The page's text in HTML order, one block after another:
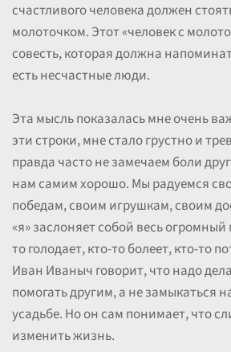
счастливого человека должен
молоточком. Этот «человек с
совесть, которая должна
есть несчастные люди.
Эта мысль показалась мне очень
эти строки, мне стало грустно и
правда часто не замечаем боли
нам самим хорошо. Мы радуемся
победам, своим игрушкам, своим
«я» заслоняет собой весь
то голодает, кто-то болеет, кто-то
Иван Иваныч говорит, что надо
помогать другим, а не замыкаться
усадьбе. Но он сам понимает, что
изменить жизнь.